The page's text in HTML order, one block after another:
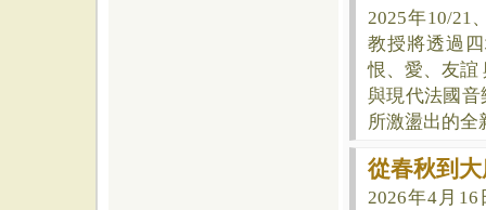
2025年10/21
教授將透過
恨、愛、友誼
與現代法國
所激盪出的全
從春秋到
2026年4月